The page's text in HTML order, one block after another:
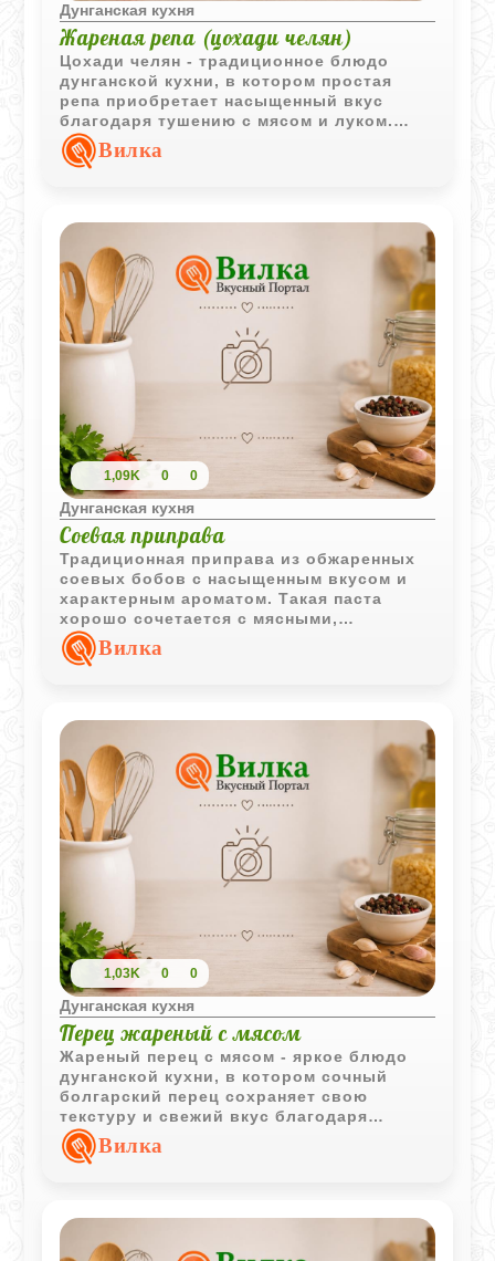
Дунганская кухня
Жареная репа (цохади челян)
Цохади челян - традиционное блюдо
дунганской кухни, в котором простая
репа приобретает насыщенный вкус
благодаря тушению с мясом и луком.
Горячая подача со свежим паровым
хлебом делает блюдо особенно уютным
Вилка
1,09K 0 0
Дунганская кухня
Соевая приправа
Традиционная приправа из обжаренных
соевых бобов с насыщенным вкусом и
характерным ароматом. Такая паста
хорошо сочетается с мясными,
овощными и мучными блюдами.
Вилка
1,03K 0 0
Дунганская кухня
Перец жареный с мясом
Жареный перец с мясом - яркое блюдо
дунганской кухни, в котором сочный
болгарский перец сохраняет свою
текстуру и свежий вкус благодаря
короткой обжарке. Баранина, томаты и
лёгкая кислинка уксуса делают блюдо
Вилка